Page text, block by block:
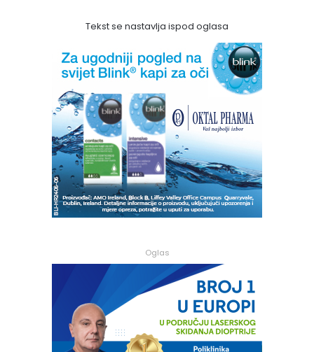
Tekst se nastavlja ispod oglasa
Oglas